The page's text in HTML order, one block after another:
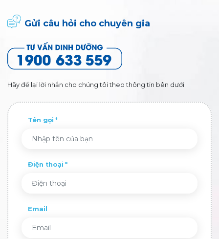
Gửi câu hỏi cho chuyên gia
Hãy để lại lời nhắn cho chúng tôi theo thông tin bên dưới
Tên gọi
Điện thoại
Email